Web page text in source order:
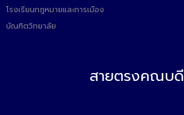
โรงเรียนกฎหมายและการเมือง
บัณฑิตวิทยาลัย
สายตรงคณบดี